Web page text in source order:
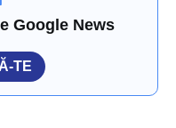
Google News
TE